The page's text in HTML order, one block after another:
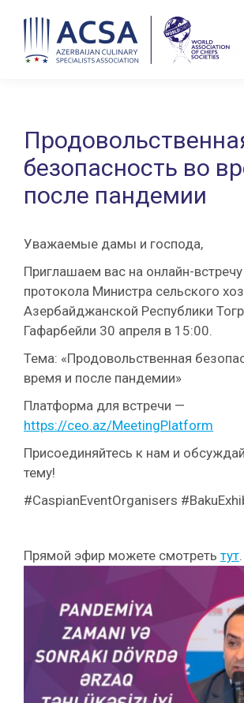
безопасность во
после пандемии
Уважаемые дамы и господа,
Приглашаем вас на онлайн-встречу
протокола Министра сельского
Азербайджанской Республики
Гафарбейли 30 апреля в 15:00.
Тема: «Продовольственная
время и после пандемии»
Платформа для встречи —
https://ceo.az/MeetingPlatform
Присоединяйтесь к нам и
тему!
#CaspianEventOrganisers
Прямой эфир можете смотреть тут.